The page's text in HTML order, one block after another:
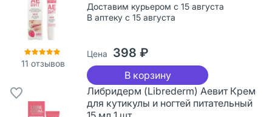
11 отзывов
Доставим курьером с 15 августа
В аптеку с 15 августа
Цена 398 ₽
В корзину
Либридерм (Librederm) Аевит Крем
для кутикулы и ногтей питательный